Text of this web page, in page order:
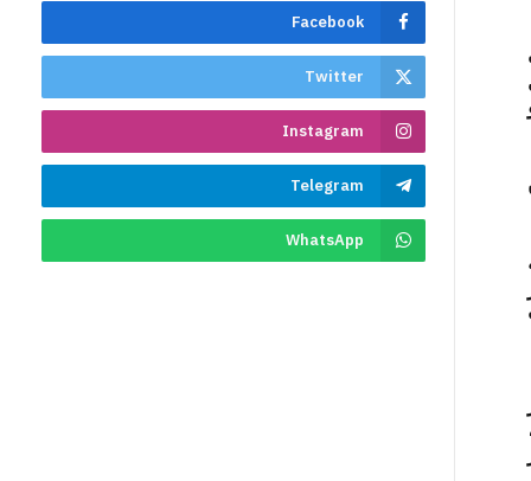
Facebook
Twitter
Instagram
Telegram
WhatsApp